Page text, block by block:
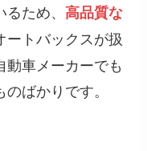
るため、高品質な
ートバックスが扱
動車メーカーでも
ばかりです。